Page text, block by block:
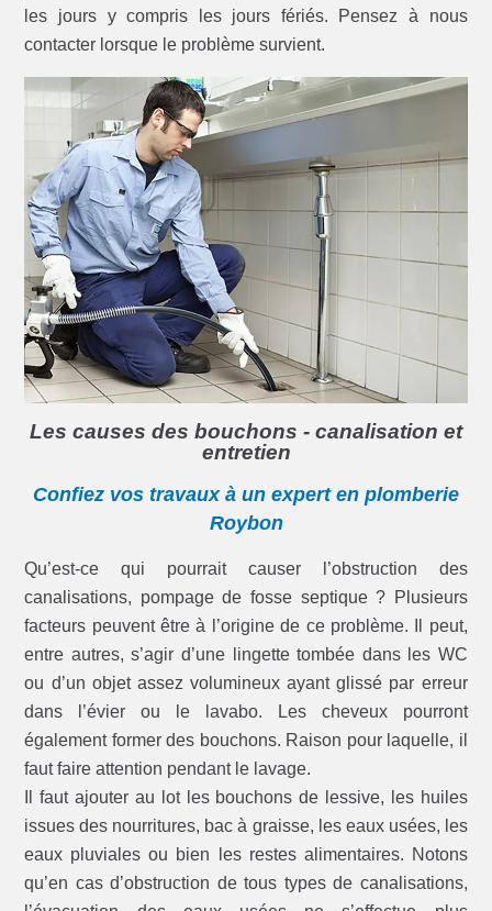
les jours y compris les jours fériés. Pensez à nous
contacter lorsque le problème survient.
Les causes des bouchons - canalisation et
entretien
Confiez vos travaux à un expert en plomberie
Roybon
Qu’est-ce qui pourrait causer l’obstruction des
canalisations, pompage de fosse septique ? Plusieurs
facteurs peuvent être à l’origine de ce problème. Il peut,
entre autres, s’agir d’une lingette tombée dans les WC
ou d’un objet assez volumineux ayant glissé par erreur
dans l’évier ou le lavabo. Les cheveux pourront
également former des bouchons. Raison pour laquelle, il
faut faire attention pendant le lavage.
Il faut ajouter au lot les bouchons de lessive, les huiles
issues des nourritures, bac à graisse, les eaux usées, les
eaux pluviales ou bien les restes alimentaires. Notons
qu’en cas d’obstruction de tous types de canalisations,